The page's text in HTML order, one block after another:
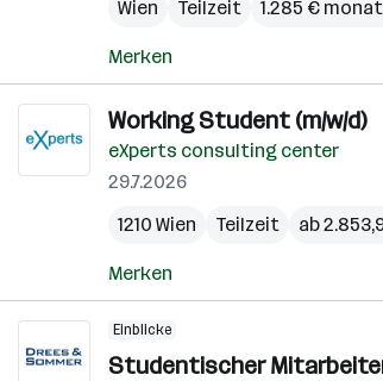
Wien
Teilzeit 1.285 €
Merken
Working Student (m/w/d)
eXperts consulting center
29.7.2026
1210 Wien
Teilzeit ab
Merken
Einblicke
Studentischer Mitarbeiter